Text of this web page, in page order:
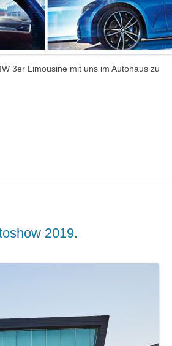
3er Limousine mit uns im Autohaus zu
2019.